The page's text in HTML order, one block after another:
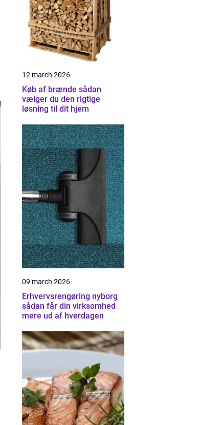
12 march 2026
Køb af brænde sådan
vælger du den rigtige
løsning til dit hjem
09 march 2026
Erhvervsrengøring nyborg
sådan får din virksomhed
mere ud af hverdagen